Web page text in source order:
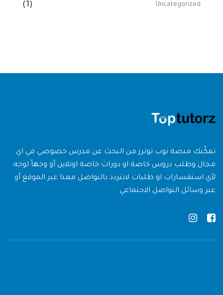
Uncategorized
(1)
تمكّنك منصة توب توترز من البحث عن مدرس خصوصي في اي
مجال وطلب دروس خاصة او دورات خاصة اونلاين أو وجهاً لوجه.
لأي استفسارات او طلبات لاتتردد بالتواصل معنا عبر الموقع أو
عبر وسائل التواصل الاجتماعي